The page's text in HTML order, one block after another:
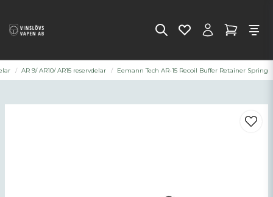
AR 9/ AR10/ AR15 reservdelar Eemann Tech AR-15 Recoil Buffer Retainer Spring